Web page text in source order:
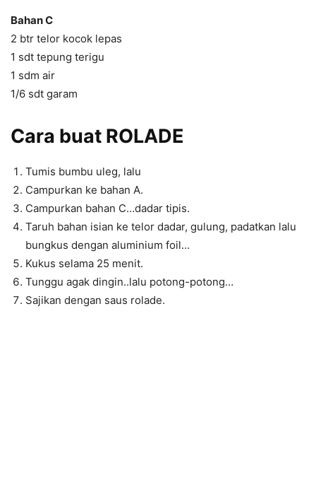
Bahan C
2 btr telor kocok lepas
1 sdt tepung terigu
1 sdm air
1/6 sdt garam
Cara buat ROLADE
Tumis bumbu uleg, lalu
Campurkan ke bahan A.
Campurkan bahan C…dadar tipis.
Taruh bahan isian ke telor dadar, gulung, padatkan lalu
bungkus dengan aluminium foil…
Kukus selama 25 menit.
Tunggu agak dingin..lalu potong-potong…
Sajikan dengan saus rolade.